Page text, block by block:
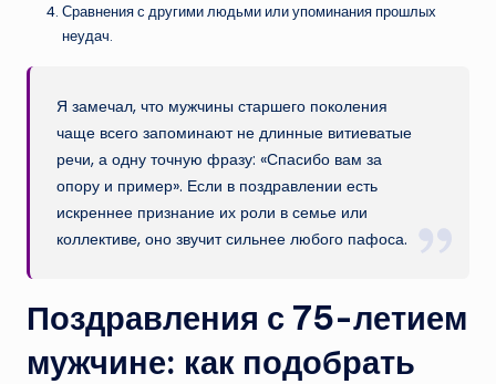
Сравнения с другими людьми или упоминания прошлых
неудач.
Я замечал, что мужчины старшего поколения
чаще всего запоминают не длинные витиеватые
речи, а одну точную фразу: «Спасибо вам за
опору и пример». Если в поздравлении есть
искреннее признание их роли в семье или
коллективе, оно звучит сильнее любого пафоса.
Поздравления с 75-летием
мужчине: как подобрать